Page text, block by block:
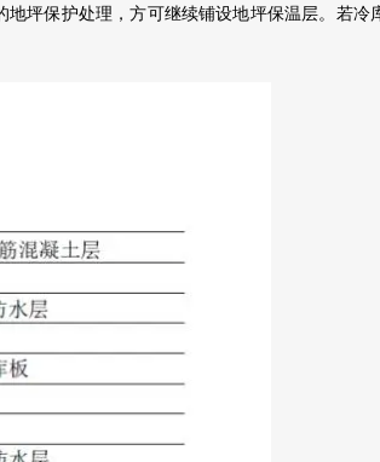
坪保护处理，方可继续铺设地坪保温层。若冷